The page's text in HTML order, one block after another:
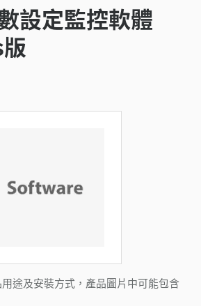
設定監控軟體
途及安裝方式，產品圖片中可能包含